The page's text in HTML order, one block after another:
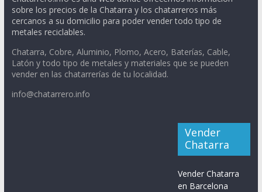
sobre los precios de la Chatarra y los chatarreros más
cercanos a su domicilio para poder vender todo tipo de
metales reciclables.
Chatarra, Cobre, Aluminio, Plomo, Acero, Baterías, Cable,
Latón y todo tipo de metales y materiales que se pueden
vender en las chatarrerías de tu localidad.
info@chatarrero.info
Vender
Chatarra
Vender Chatarra
en Barcelona